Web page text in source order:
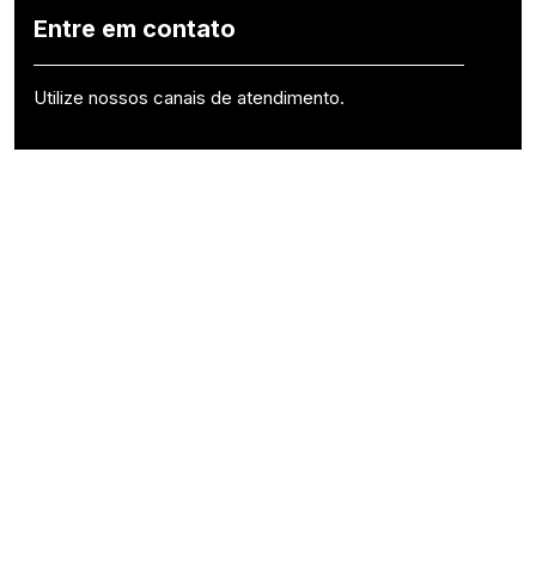
Entre em contato
Utilize nossos canais de atendimento.